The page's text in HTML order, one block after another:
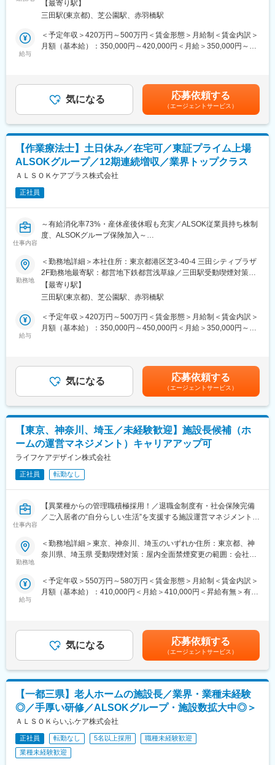
ットがあります。拠点は北海道から九州まで展開し、毎年増収・
増益と確実に業績伸長しています。
変更の範囲：会社の定める業務
度からの事業拡大に備え、増員を計画しています。
【保険外リハビリ事業】
・ALSOKグループの各介護施設において、ご入居者の身体能力の
★ポイント★
・経験豊富な日本訪問リハビリテーション協会の理事も在籍して
・幅広いスキル取得
現場業務にとどまらず、事業運営・教育・サービス提案など幅広
いスキルを習得可能です。
■業務詳細：
～ALSOKグループが運営する介護施設の入居者を対象としたリハ
ビリサービスの提供・運営～
入居者の定期評価を中心に、臨床業務、多職種連携、スタッフ管
理、教育・研修、新規利用者獲得のためのサービス提案など、リ
ハビリ運営全般に関わるやりがいのある仕事です。
ャリアを描けるチャンスがあります。
＜主な業務＞
・入居者の定期評価（3ヶ月毎）の実施と施設やご家族向けレポー
・利用者ごとのリハビリプログラムの立案・実施・指導
・非常勤PT（業務委託）の管理・研修・教育
＜エリア担当制＞
・10～15施設程度のエリア担当制です。（主なエリアは、西東
京、さいたま、横浜、川崎など）
・担当エリアは居住地を考慮して決定いたします。
※各施設への移動は公共交通機関（電車・バス等）を利用いただく
想定です。
■勤務地：
・本社への出社はほぼなく、リハビリを導入している施設（有料
■担当エリア制：
※担当エリアは居住地を考慮して決定
※各施設への移動は公共交通機関（電車・バス等）の利用想定
屋内全面禁煙変更の範囲：会社の定める事業所（リモートワーク
含む）
【最寄り駅】
三田駅(東京都)、芝公園駅、赤羽橋駅
給与
＜予定年収＞420万円～500万円＜賃金形態＞月給制＜賃金内訳＞
月額（基本給）：350,000円～420,000円＜月給＞350,000円～
があります。月給(月額)は固定手当を含めた表記です。
気になる 応募依頼する
（エージェントサービス）
【作業療法士】土日休み／在宅可／東証プライム上場
ALSOKグループ／12期連続増収／業界トップクラス
ＡＬＳＯＫケアプラス株式会社
正社員
仕事内容
～有給消化率73%・産休産後休暇も充実／ALSOK従業員持ち株制
度、ALSOKグループ保険加入～
■仕事について：
・私たちは、理学療法士（PT）や作業療法士（OT）が、保険医療
機関以外でも活躍できる新たなフィールドづくりを推進していま
す。
・ALSOKの介護施設は首都圏・関西圏に200ヶ所以上。8,000名を
超える入居者が対象のリハビリサービスを展開中であり、2026年
度からの事業拡大に備え、増員を計画しています。
維持・向上を目的に、理学療法士によるリハビリサービスを提供
しています。
います
日本訪問リハビリテーション協会理事のもとで、より専門性を
高められる環境です。
・幅広いスキル取得
現場業務にとどまらず、事業運営・教育・サービス提案など幅
広いスキルを習得可能です。
■業務詳細：
【ALSOKグループが運営する介護施設の入居者を対象としたリハ
ビリサービスの提供・運営】
管理、教育・研修、新規利用者獲得のためのサービス提案など、
リハビリ運営全般に関わるやりがいのある仕事です。
キャリアを描けるチャンスがあります。
・利用者ごとのリハビリプログラムの立案・実施・指導
・非常勤PT（業務委託）の管理・研修・教育
・リハビリサービスの利用促進、新規利用者への提案
分析など
＜エリア担当制＞
・10～15施設程度のエリア担当制です。（主なエリアは、西東
京、さいたま、横浜、川崎など）
・担当エリアは居住地を考慮して決定いたします。
※各施設への移動は公共交通機関（電車・バス等）を利用いただく
想定です。
勤務地
＜勤務地詳細＞本社住所：東京都港区芝3-40-4 三田シティプラザ
2F勤務地最寄駅：都営地下鉄都営浅草線／三田駅受動喫煙対策：
屋内全面禁煙変更の範囲：会社の定める事業所（リモートワーク
含む）
【最寄り駅】
三田駅(東京都)、芝公園駅、赤羽橋駅
給与
＜予定年収＞420万円～500万円＜賃金形態＞月給制＜賃金内訳＞
月額（基本給）：350,000円～450,000円＜月給＞350,000円～
があります。月給(月額)は固定手当を含めた表記です。
気になる 応募依頼する
（エージェントサービス）
【東京、神奈川、埼玉／未経験歓迎】施設長候補（ホ
ームの運営マネジメント）キャリアアップ可
ライフケアデザイン株式会社
正社員 転勤なし
仕事内容
【異業種からの管理職積極採用！／退職金制度有・社会保険完備
／ご入居者の“自分らしい生活”を支援する施設運営マネジメント業
■業務概要
入居者やご家族に安心と満足をお届けするサービス品質の向上、
スタッフのチームビルディングと人材育成、施設全体の運営管理
■業務詳細
・ホーム運営の統括（スタッフ管理、シフト調整、労務管理）
・ご入居者・ご家族への対応、満足度向上施策の企画・実行
・入居営業、入居管理（見学対応、契約、ご家族対応等）
・医療機関等との連携・調整
・スタッフの採用・教育・評価
・業務改善やサービス向上に向けた計画立案・実施
・各種ITシステムや福祉機器の活用推進（睡眠センサーやデジタ
ル介護記録等）
・現場での介護品質のチェックおよびサポート
■組織構成
勤務地
＜勤務地詳細＞東京、神奈川、埼玉のいずれか住所：東京都、神
奈川県、埼玉県 受動喫煙対策：屋内全面禁煙変更の範囲：会社の
給与
＜予定年収＞550万円～580万円＜賃金形態＞月給制＜賃金内訳＞
月額（基本給）：410,000円＜月給＞410,000円＜昇給有無＞有＜
業分のみ支給)年末年始手当通勤手当（規程あり）現場研修後ホー
ム長になった場合└想定年収： 550万円～600万円程度賃金はあく
までも目安の金額であり、選考を通じて上下する可能性がありま
す。月給(月額)は固定手当を含めた表記です。
気になる 応募依頼する
（エージェントサービス）
【一都三県】老人ホームの施設長／業界・業種未経験
◎／手厚い研修／ALSOKグループ・施設数拡大中◎＞
ＡＬＳＯＫらいふケア株式会社
正社員 転勤なし 5名以上採用
職種未経験歓迎
業種未経験歓迎